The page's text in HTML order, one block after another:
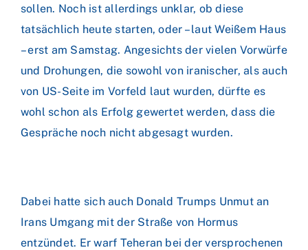
sollen. Noch ist allerdings unklar, ob diese
tatsächlich heute starten, oder – laut Weißem Haus
– erst am Samstag. Angesichts der vielen Vorwürfe
und Drohungen, die sowohl von iranischer, als auch
von US-Seite im Vorfeld laut wurden, dürfte es
wohl schon als Erfolg gewertet werden, dass die
Gespräche noch nicht abgesagt wurden.
Dabei hatte sich auch Donald Trumps Unmut an
Irans Umgang mit der Straße von Hormus
entzündet. Er warf Teheran bei der versprochenen